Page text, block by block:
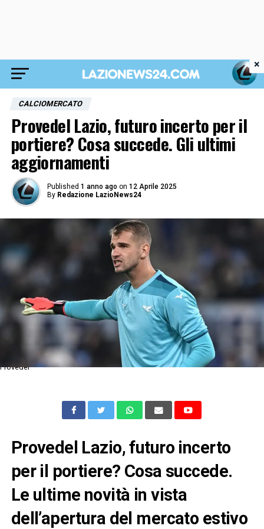
CALCIOMERCATO
Provedel Lazio, futuro incerto per il
portiere? Cosa succede. Gli ultimi
aggiornamenti
Published 1 anno ago on 12 Aprile 2025
By Redazione LazioNews24
Provedel
Provedel Lazio, futuro incerto
per il portiere? Cosa succede.
Le ultime novità in vista
dell’apertura del mercato estivo
×